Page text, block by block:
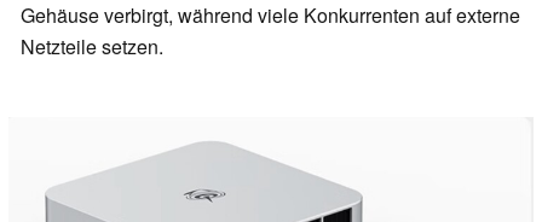
Gehäuse verbirgt, während viele Konkurrenten auf externe
Netzteile setzen.